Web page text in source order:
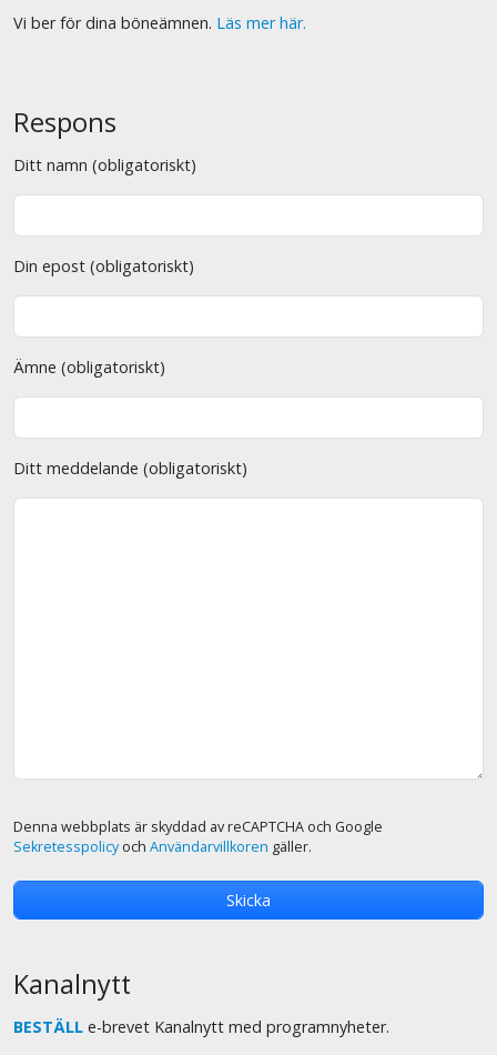
Vi ber för dina böneämnen. Läs mer här.
Respons
Ditt namn (obligatoriskt)
Din epost (obligatoriskt)
Ämne (obligatoriskt)
Ditt meddelande (obligatoriskt)
Denna webbplats är skyddad av reCAPTCHA och Google
Sekretesspolicyoch Användarvillkoren gäller.
Kanalnytt
BESTÄLL e-brevet Kanalnytt med programnyheter.